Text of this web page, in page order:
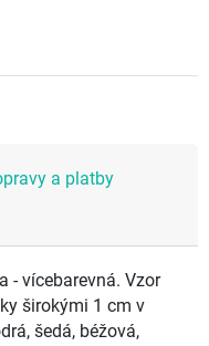
a platby
- vícebarevná. Vzor
širokými 1 cm v
šedá, béžová,